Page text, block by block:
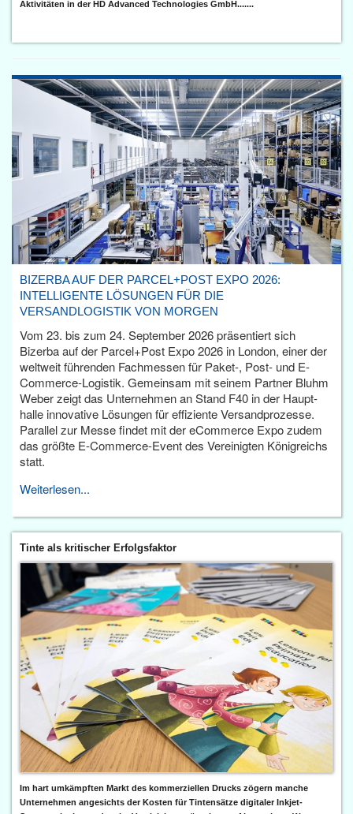
Aktivitäten in der HD Advanced Technologies GmbH.......
BIZERBA AUF DER PARCEL+POST EXPO 2026:
INTELLIGENTE LÖSUNGEN FÜR DIE
VERSANDLOGISTIK VON MORGEN
Vom 23. bis zum 24. September 2026 präsentiert sich
Bizerba auf der Parcel+Post Expo 2026 in London, einer der
weltweit führenden Fachmessen für Paket-, Post- und E-
Commerce-Logistik. Gemeinsam mit seinem Partner Bluhm
Weber zeigt das Unternehmen an Stand F40 in der Haupt­
halle innovative Lösungen für effiziente Versandprozesse.
Parallel zur Messe findet mit der eCommerce Expo zudem
das größte E-Commerce-Event des Vereinigten Königreichs
statt.
Weiterlesen...
Tinte als kritischer Erfolgsfaktor
Im hart umkämpften Markt des kommerziellen Drucks zögern manche
Unternehmen angesichts der Kosten für Tintensätze digitaler Inkjet-